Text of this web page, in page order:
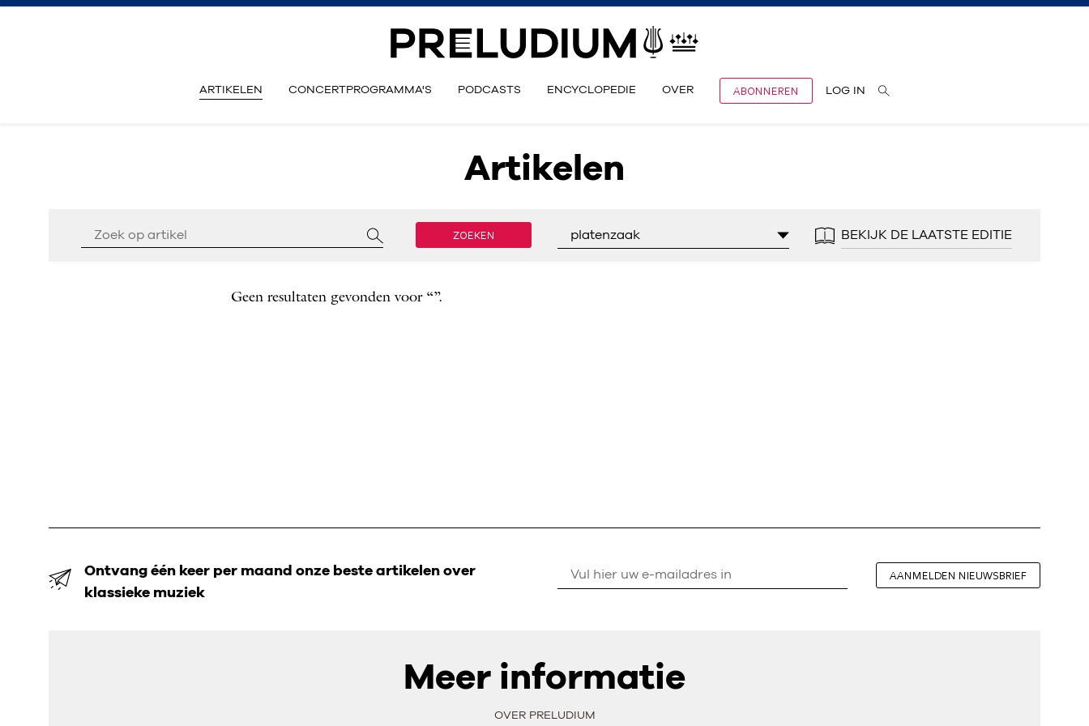
ARTIKELEN CONCERTPROGRAMMA'S PODCASTS ENCYCLOPEDIE OVER ABONNEREN LOG IN
Artikelen
ZOEKEN platenzaak BEKIJK DE LAATSTE EDITIE
Geen resultaten gevonden voor “”.
Ontvang één keer per maand onze beste artikelen over
klassieke muziek
AANMELDEN NIEUWSBRIEF
Meer informatie
OVER PRELUDIUM